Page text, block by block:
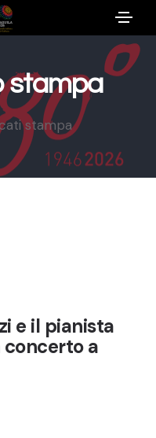
stampa
stampa
e il pianista
a